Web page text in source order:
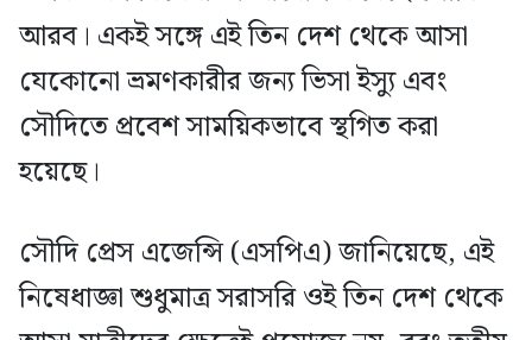
আরব। একই সঙ্গে এই তিন দেশ থেকে আসা
যেকোনো ভ্রমণকারীর জন্য ভিসা ইস্যু এবং
সৌদিতে প্রবেশ সাময়িকভাবে স্থগিত করা
হয়েছে।
সৌদি প্রেস এজেন্সি (এসপিএ) জানিয়েছে, এই
নিষেধাজ্ঞা শুধুমাত্র সরাসরি ওই তিন দেশ থেকে